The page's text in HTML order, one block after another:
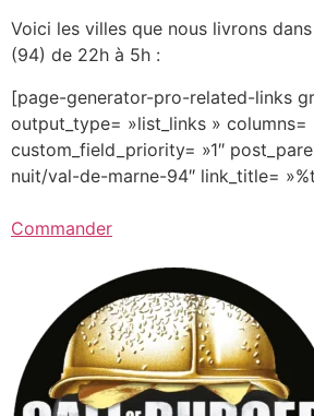
Voici les villes que nous livrons
(94) de 22h à 5h :
[page-generator-pro-related-links
output_type= »list_links » columns=
custom_field_priority= »1″
nuit/val-de-marne-94″ link_title=
Commander